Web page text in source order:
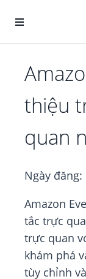
thiệu
quan
Ngày đăng:
Amazon
tắc trực
trực quan
khám phá
tùy chỉnh